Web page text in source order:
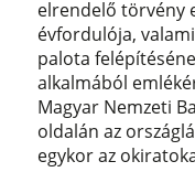
elrendelő törvény
évfordulója,
palota
alkalmából
Magyar Nemzeti
oldalán az
egykor az